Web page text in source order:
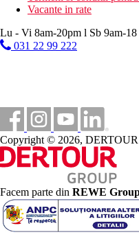
Vacante in rate
Lu - Vi 8am-20pm l Sb 9am-18
031 22 99 222
Copyright © 2026, DERTOUR
Facem parte din REWE